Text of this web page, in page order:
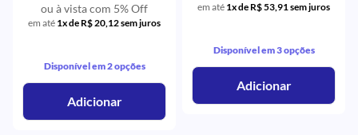
ou à vista com 5% Off
em até 1x de R$ 20,12 sem juros
Disponível em 2 opções
Adicionar
em até 1x de R$ 53,91 sem juros
Disponível em 3 opções
Adicionar